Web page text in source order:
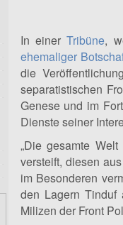
In einerTribüne,
ehemaliger
die
separatistischen
Genese und im
Dienste seiner
„Die gesamte
versteift, diesen
im Besonderen
den Lagern Tinduf
Milizen der Front